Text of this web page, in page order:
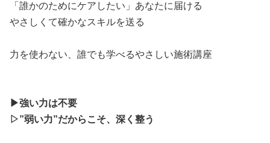
「誰かのためにケアしたい」あなたに届ける
やさしくて確かなスキルを送る
力を使わない、誰でも学べるやさしい施術講座
▶強い力は不要
▷”弱い力”だからこそ、深く整う